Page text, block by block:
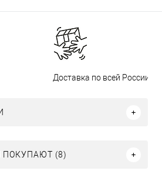
Доставка по всей России
(8)